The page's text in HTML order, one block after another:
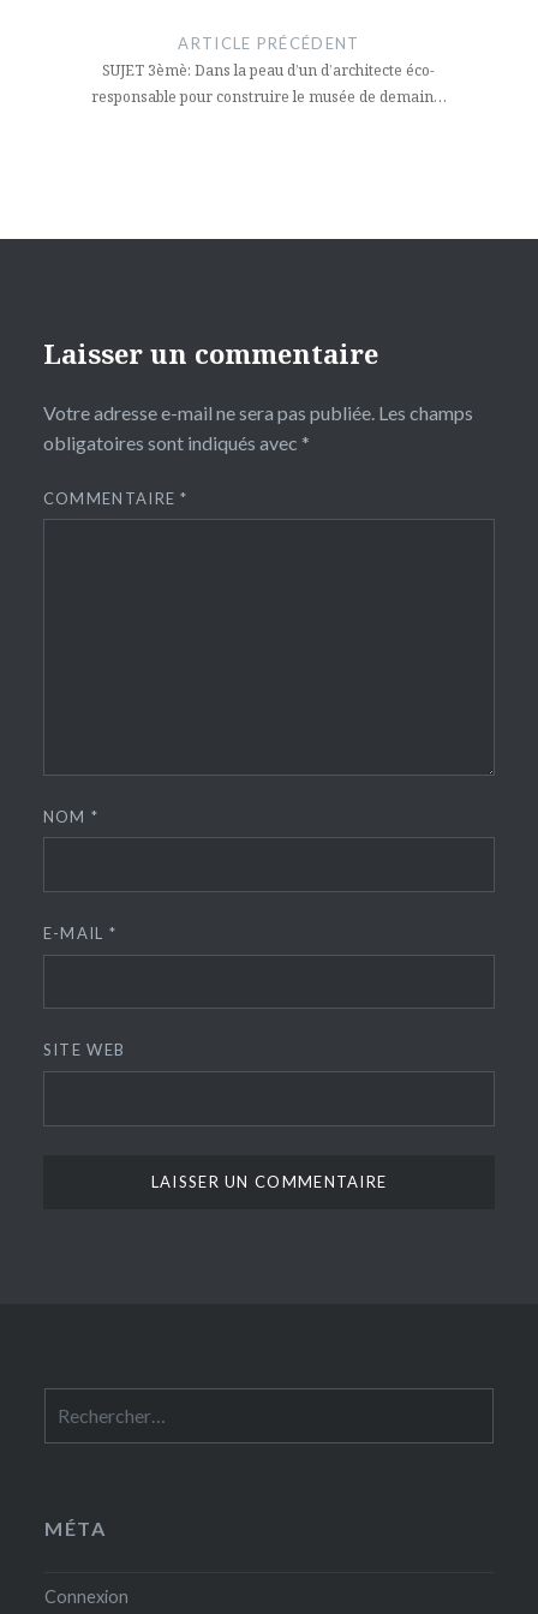
l’article
ARTICLE PRÉCÉDENT
SUJET 3èmè: Dans la peau d’un d’architecte éco-
responsable pour construire le musée de demain…
Laisser un commentaire
Votre adresse e-mail ne sera pas publiée. Les champs
obligatoires sont indiqués avec *
COMMENTAIRE*
NOM*
E-MAIL *
SITE WEB
MÉTA
Connexion